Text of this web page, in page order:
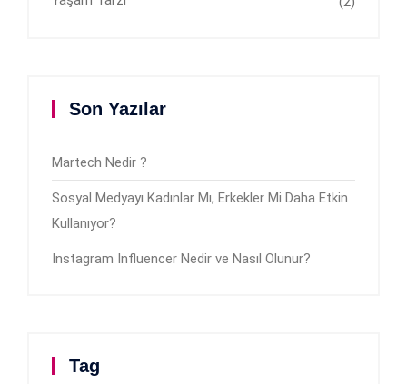
Son Yazılar
Martech Nedir ?
Sosyal Medyayı Kadınlar Mı, Erkekler Mi Daha Etkin
Kullanıyor?
Instagram Influencer Nedir ve Nasıl Olunur?
Tag